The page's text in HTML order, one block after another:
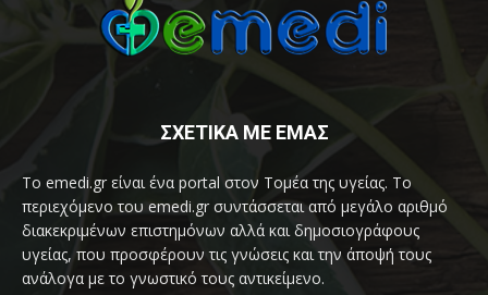
ΣΧΕΤΙΚΑ ΜΕ ΕΜΑΣ
Το emedi.gr είναι ένα portal στον Τομέα της υγείας. Το
περιεχόμενο του emedi.gr συντάσσεται από μεγάλο αριθμό
διακεκριμένων επιστημόνων αλλά και δημοσιογράφους
υγείας, που προσφέρουν τις γνώσεις και την άποψή τους
ανάλογα με το γνωστικό τους αντικείμενο.